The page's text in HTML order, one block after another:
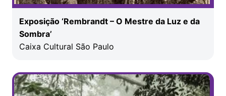
Exposição ‘Rembrandt – O Mestre da Luz e da
Sombra’
Caixa Cultural São Paulo